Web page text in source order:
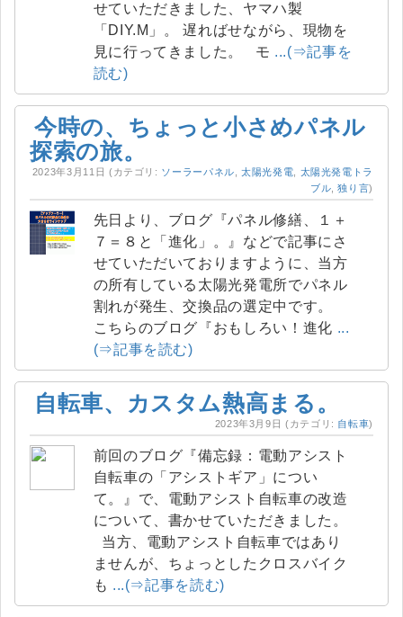
せていただきました、ヤマハ製
「DIY.M」。 遅ればせながら、現物を
見に行ってきました。 モ ...(⇒記事を
読む)
今時の、ちょっと小さめパネル
探索の旅。
2023年3月11日 (カテゴリ: ソーラーパネル ,太陽光発電
太陽光発電トラ
ブル ,独り言)
先日より、ブログ『パネル修繕、１＋
７＝８と「進化」。』などで記事にさ
せていただいておりますように、当方
の所有している太陽光発電所でパネル
割れが発生、交換品の選定中です。
こちらのブログ『おもしろい！進化 ...
(⇒記事を読む)
自転車、カスタム熱高まる。
2023年3月9日 (カテゴリ: 自転車)
前回のブログ『備忘録：電動アシスト
自転車の「アシストギア」につい
て。』で、電動アシスト自転車の改造
について、書かせていただきました。
当方、電動アシスト自転車ではあり
ませんが、ちょっとしたクロスバイク
も ...(⇒記事を読む)